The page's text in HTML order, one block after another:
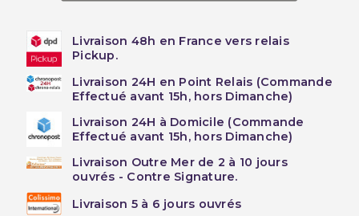
Livraison 48h en France vers relais
Pickup.
Livraison 24H en Point Relais (Commande
Effectué avant 15h, hors Dimanche)
Livraison 24H à Domicile (Commande
Effectué avant 15h, hors Dimanche)
Livraison Outre Mer de 2 à 10 jours
ouvrés - Contre Signature.
Livraison 5 à 6 jours ouvrés